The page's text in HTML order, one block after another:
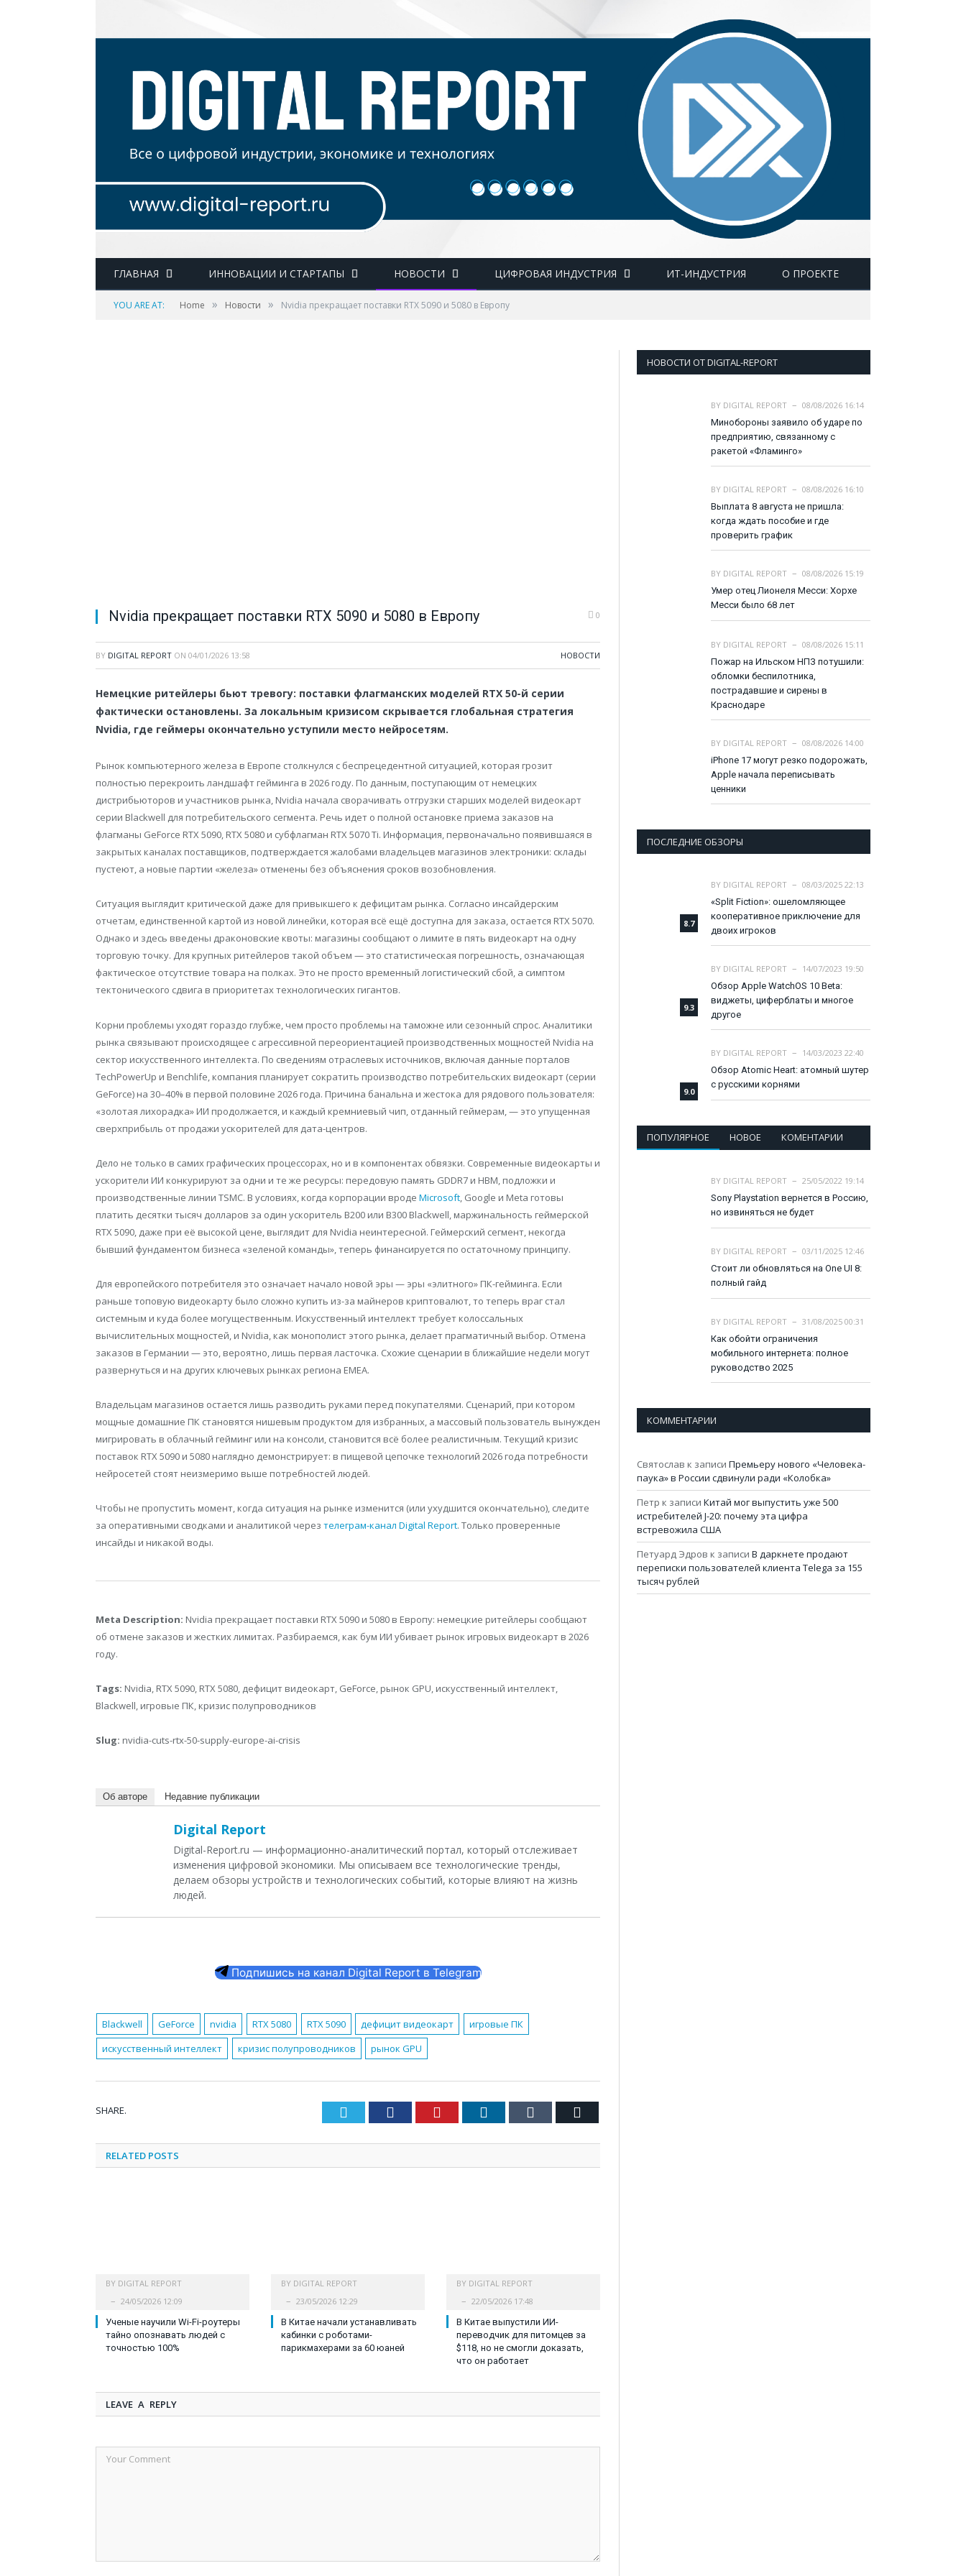
ГЛАВНАЯ ИННОВАЦИИ И СТАРТАПЫ НОВОСТИ ЦИФРОВАЯ ИНДУСТРИЯ ИТ-ИНДУСТРИЯ О ПРОЕКТЕ
YOU ARE AT: Home » Новости » Nvidia прекращает поставки RTX 5090 и 5080 в Европу
Nvidia прекращает поставки RTX 5090 и 5080 в Европу 0
BY DIGITAL REPORT ON 04/01/2026 13:58 НОВОСТИ
Немецкие ритейлеры бьют тревогу: поставки флагманских моделей RTX 50-й серии
фактически остановлены. За локальным кризисом скрывается глобальная стратегия
Nvidia, где геймеры окончательно уступили место нейросетям.
Рынок компьютерного железа в Европе столкнулся с беспрецедентной ситуацией, которая грозит
полностью перекроить ландшафт гейминга в 2026 году. По данным, поступающим от немецких
дистрибьюторов и участников рынка, Nvidia начала сворачивать отгрузки старших моделей видеокарт
серии Blackwell для потребительского сегмента. Речь идет о полной остановке приема заказов на
флагманы GeForce RTX 5090, RTX 5080 и субфлагман RTX 5070 Ti. Информация, первоначально появившаяся в
закрытых каналах поставщиков, подтверждается жалобами владельцев магазинов электроники: склады
пустеют, а новые партии «железа» отменены без объяснения сроков возобновления.
Ситуация выглядит критической даже для привыкшего к дефицитам рынка. Согласно инсайдерским
отчетам, единственной картой из новой линейки, которая всё ещё доступна для заказа, остается RTX 5070.
Однако и здесь введены драконовские квоты: магазины сообщают о лимите в пять видеокарт на одну
торговую точку. Для крупных ритейлеров такой объем — это статистическая погрешность, означающая
фактическое отсутствие товара на полках. Это не просто временный логистический сбой, а симптом
тектонического сдвига в приоритетах технологических гигантов.
Корни проблемы уходят гораздо глубже, чем просто проблемы на таможне или сезонный спрос. Аналитики
рынка связывают происходящее с агрессивной переориентацией производственных мощностей Nvidia на
сектор искусственного интеллекта. По сведениям отраслевых источников, включая данные порталов
TechPowerUp и Benchlife, компания планирует сократить производство потребительских видеокарт (серии
GeForce) на 30–40% в первой половине 2026 года. Причина банальна и жестока для рядового пользователя:
«золотая лихорадка» ИИ продолжается, и каждый кремниевый чип, отданный геймерам, — это упущенная
сверхприбыль от продажи ускорителей для дата-центров.
Дело не только в самих графических процессорах, но и в компонентах обвязки. Современные видеокарты и
ускорители ИИ конкурируют за одни и те же ресурсы: передовую память GDDR7 и HBM, подложки и
производственные линии TSMC. В условиях, когда корпорации вроде Microsoft, Google и Meta готовы
платить десятки тысяч долларов за один ускоритель B200 или B300 Blackwell, маржинальность геймерской
RTX 5090, даже при её высокой цене, выглядит для Nvidia неинтересной. Геймерский сегмент, некогда
бывший фундаментом бизнеса «зеленой команды», теперь финансируется по остаточному принципу.
Для европейского потребителя это означает начало новой эры — эры «элитного» ПК-гейминга. Если
раньше топовую видеокарту было сложно купить из-за майнеров криптовалют, то теперь враг стал
системным и куда более могущественным. Искусственный интеллект требует колоссальных
вычислительных мощностей, и Nvidia, как монополист этого рынка, делает прагматичный выбор. Отмена
заказов в Германии — это, вероятно, лишь первая ласточка. Схожие сценарии в ближайшие недели могут
развернуться и на других ключевых рынках региона EMEA.
Владельцам магазинов остается лишь разводить руками перед покупателями. Сценарий, при котором
мощные домашние ПК становятся нишевым продуктом для избранных, а массовый пользователь вынужден
мигрировать в облачный гейминг или на консоли, становится всё более реалистичным. Текущий кризис
поставок RTX 5090 и 5080 наглядно демонстрирует: в пищевой цепочке технологий 2026 года потребности
нейросетей стоят неизмеримо выше потребностей людей.
Чтобы не пропустить момент, когда ситуация на рынке изменится (или ухудшится окончательно), следите
за оперативными сводками и аналитикой через телеграм-канал Digital Report. Только проверенные
инсайды и никакой воды.
Meta Description: Nvidia прекращает поставки RTX 5090 и 5080 в Европу: немецкие ритейлеры сообщают
об отмене заказов и жестких лимитах. Разбираемся, как бум ИИ убивает рынок игровых видеокарт в 2026
году.
Tags: Nvidia, RTX 5090, RTX 5080, дефицит видеокарт, GeForce, рынок GPU, искусственный интеллект,
Blackwell, игровые ПК, кризис полупроводников
Slug: nvidia-cuts-rtx-50-supply-europe-ai-crisis
Об авторе Недавние публикации
Digital Report
Digital-Report.ru — информационно-аналитический портал, который отслеживает
изменения цифровой экономики. Мы описываем все технологические тренды,
делаем обзоры устройств и технологических событий, которые влияют на жизнь
людей.
Подпишись на канал Digital Report в Telegram
Blackwell GeForce nvidia RTX 5080 RTX 5090 дефицит видеокарт
игровые ПК
искусственный интеллект
кризис полупроводников рынок GPU
SHARE. Twitter Facebook Pinterest LinkedIn Tumblr
RELATED POSTS
BY DIGITAL REPORT
24/05/2026 12:09
Ученые научили Wi-Fi-роутеры
тайно опознавать людей с
точностью 100%
BY DIGITAL REPORT
23/05/2026 12:29
В Китае начали устанавливать
кабинки с роботами-
парикмахерами за 60 юаней
BY DIGITAL REPORT
22/05/2026 17:48
В Китае выпустили ИИ-
переводчик для питомцев за
$118, но не смогли доказать,
что он работает
LEAVE A REPLY
НОВОСТИ ОТ DIGITAL-REPORT
BY DIGITAL REPORT
08/08/2026 16:14
Минобороны заявило об ударе по
предприятию, связанному с
ракетой «Фламинго»
BY DIGITAL REPORT
08/08/2026 16:10
Выплата 8 августа не пришла:
когда ждать пособие и где
проверить график
BY DIGITAL REPORT
08/08/2026 15:19
Умер отец Лионеля Месси: Хорхе
Месси было 68 лет
BY DIGITAL REPORT
08/08/2026 15:11
Пожар на Ильском НПЗ потушили:
обломки беспилотника,
пострадавшие и сирены в
Краснодаре
BY DIGITAL REPORT
08/08/2026 14:00
iPhone 17 могут резко подорожать,
Apple начала переписывать
ценники
ПОСЛЕДНИЕ ОБЗОРЫ
8.7
BY DIGITAL REPORT
08/03/2025 22:13
«Split Fiction»: ошеломляющее
кооперативное приключение для
двоих игроков
9.3
BY DIGITAL REPORT
14/07/2023 19:50
Обзор Apple WatchOS 10 Beta:
виджеты, циферблаты и многое
другое
9.0
BY DIGITAL REPORT
14/03/2023 22:40
Обзор Atomic Heart: атомный шутер
с русскими корнями
ПОПУЛЯРНОЕ НОВОЕ КОМЕНТАРИИ
BY DIGITAL REPORT
25/05/2022 19:14
Sony Playstation вернется в Россию,
но извиняться не будет
BY DIGITAL REPORT
03/11/2025 12:46
Стоит ли обновляться на One UI 8:
полный гайд
BY DIGITAL REPORT
31/08/2025 00:31
Как обойти ограничения
мобильного интернета: полное
руководство 2025
КОММЕНТАРИИ
Святослав к записи Премьеру нового «Человека-
паука» в России сдвинули ради «Колобка»
Петр к записи Китай мог выпустить уже 500
истребителей J-20: почему эта цифра
встревожила США
Петуард Эдров к записи В даркнете продают
переписки пользователей клиента Telega за 155
тысяч рублей